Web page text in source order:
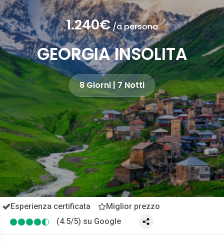
1.240€/a persona
GEORGIA INSOLITA
8 Giorni | 7 Notti
Esperienza certificata
Miglior prezzo
(4.5/5) su Google